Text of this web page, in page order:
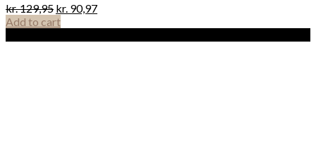
kr.129,95 kr. 90,97
Add to cart